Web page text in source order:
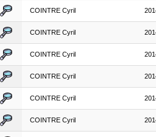
COINTRE Cyril
COINTRE Cyril
COINTRE Cyril
COINTRE Cyril
COINTRE Cyril
COINTRE Cyril